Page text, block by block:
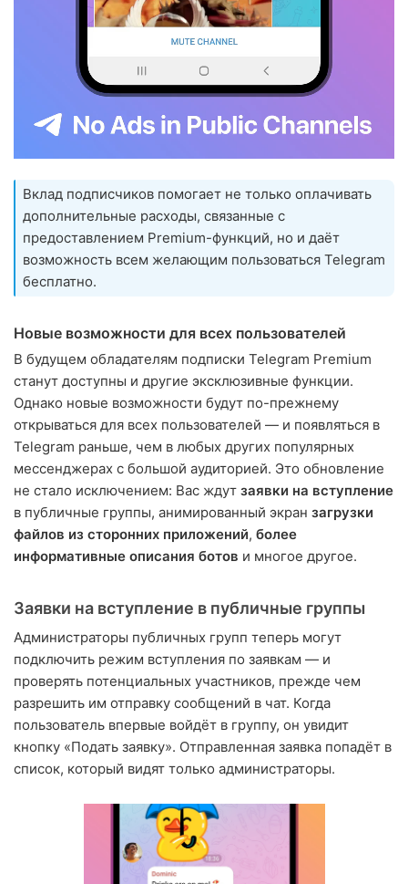
Вклад подписчиков помогает не только оплачивать
дополнительные расходы, связанные с
предоставлением Premium-функций, но и даёт
возможность всем желающим пользоваться Telegram
бесплатно.
Новые возможности для всех пользователей
В будущем обладателям подписки Telegram Premium
станут доступны и другие эксклюзивные функции.
Однако новые возможности будут по-прежнему
открываться для всех пользователей — и появляться в
Telegram раньше, чем в любых других популярных
мессенджерах с большой аудиторией. Это обновление
не стало исключением: Вас ждут заявки на вступление
в публичные группы, анимированный экран загрузки
файлов из сторонних приложений, более
информативные описания ботов и многое другое.
Заявки на вступление в публичные группы
Администраторы публичных групп теперь могут
подключить режим вступления по заявкам — и
проверять потенциальных участников, прежде чем
разрешить им отправку сообщений в чат. Когда
пользователь впервые войдёт в группу, он увидит
кнопку «Подать заявку». Отправленная заявка попадёт в
список, который видят только администраторы.